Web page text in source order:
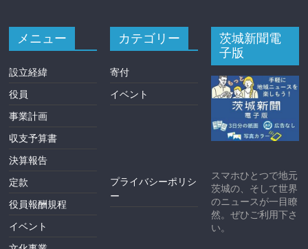
メニュー
設立経緯
役員
事業計画
収支予算書
決算報告
定款
役員報酬規程
イベント
カテゴリー
寄付
イベント
プライバシーポリシ
ー
茨城新聞電
子版
スマホひとつで地元
茨城の、そして世界
のニュースが一目瞭
然。ぜひご利用下さ
い。